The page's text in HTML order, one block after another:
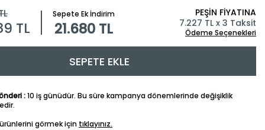
TL
Sepete Ek İndirim
21.680 TL
PEŞİN FİYATINA
7.227 TL x 3 Taksit
Ödeme Seçenekleri
SEPETE EKLE
:10 iş günüdür. Bu süre kampanya dönemlerinde değişiklik
görmek için tıklayınız.